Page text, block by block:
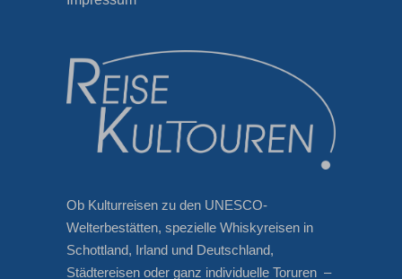
Ob Kulturreisen zu den UNESCO-
Welterbestätten, spezielle Whiskyreisen in
Schottland, Irland und Deutschland,
Städtereisen oder ganz individuelle Toruren –